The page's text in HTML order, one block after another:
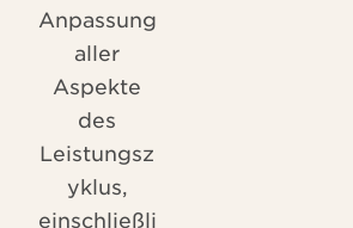
Anpassung
aller
Aspekte
des
Leistungsz
yklus,
einschließli